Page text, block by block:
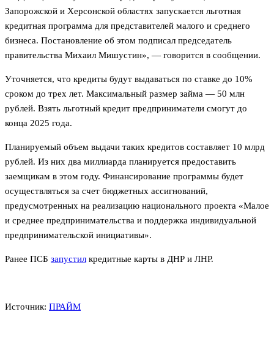
Запорожской и Херсонской областях запускается льготная
кредитная программа для представителей малого и среднего
бизнеса. Постановление об этом подписал председатель
правительства Михаил Мишустин», — говорится в сообщении.
Уточняется, что кредиты будут выдаваться по ставке до 10%
сроком до трех лет. Максимальный размер займа — 50 млн
рублей. Взять льготный кредит предприниматели смогут до
конца 2025 года.
Планируемый объем выдачи таких кредитов составляет 10 млрд
рублей. Из них два миллиарда планируется предоставить
заемщикам в этом году. Финансирование программы будет
осуществляться за счет бюджетных ассигнований,
предусмотренных на реализацию национального проекта «Малое
и среднее предпринимательства и поддержка индивидуальной
предпринимательской инициативы».
Ранее ПСБ запустил кредитные карты в ДНР и ЛНР.
Источник: ПРАЙМ